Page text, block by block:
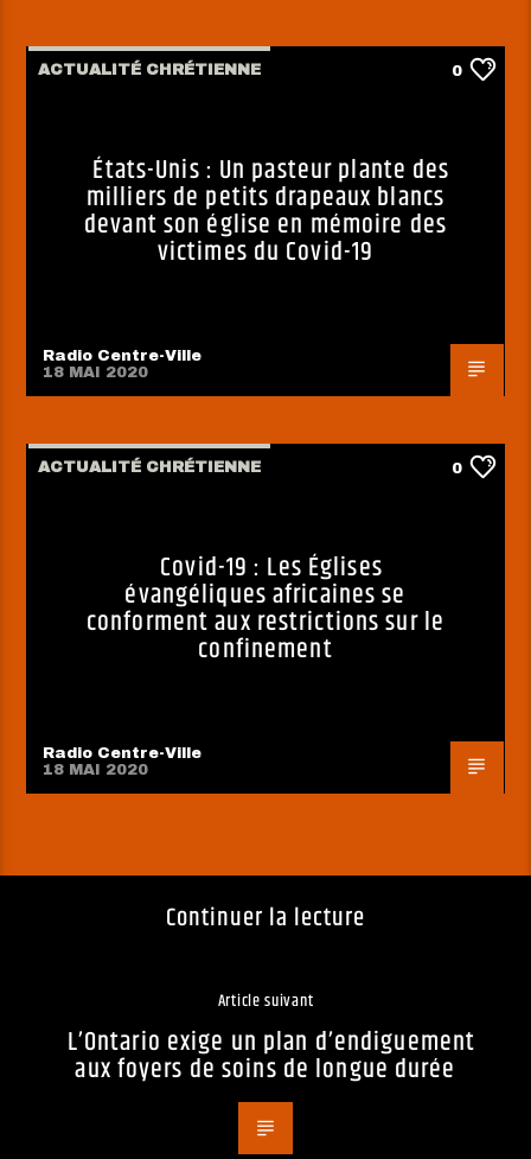
ACTUALITÉ CHRÉTIENNE 0
États-Unis : Un pasteur plante des
milliers de petits drapeaux blancs
devant son église en mémoire des
victimes du Covid-19
Radio Centre-Ville
18 MAI 2020
ACTUALITÉ CHRÉTIENNE 0
Covid-19 : Les Églises
évangéliques africaines se
conforment aux restrictions sur le
confinement
Radio Centre-Ville
18 MAI 2020
Continuer la lecture
Article suivant
L’Ontario exige un plan d’endiguement
aux foyers de soins de longue durée